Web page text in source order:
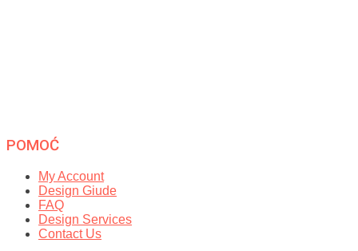
POMOĆ
My Account
Design Giude
FAQ
Design Services
Contact Us